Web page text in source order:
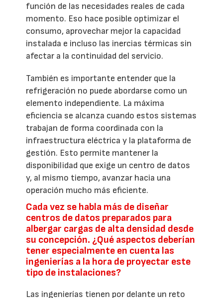
función de las necesidades reales de cada
momento. Eso hace posible optimizar el
consumo, aprovechar mejor la capacidad
instalada e incluso las inercias térmicas sin
afectar a la continuidad del servicio.
También es importante entender que la
refrigeración no puede abordarse como un
elemento independiente. La máxima
eficiencia se alcanza cuando estos sistemas
trabajan de forma coordinada con la
infraestructura eléctrica y la plataforma de
gestión. Esto permite mantener la
disponibilidad que exige un centro de datos
y, al mismo tiempo, avanzar hacia una
operación mucho más eficiente.
Cada vez se habla más de diseñar
centros de datos preparados para
albergar cargas de alta densidad desde
su concepción. ¿Qué aspectos deberían
tener especialmente en cuenta las
ingenierías a la hora de proyectar este
tipo de instalaciones?
Las ingenierías tienen por delante un reto